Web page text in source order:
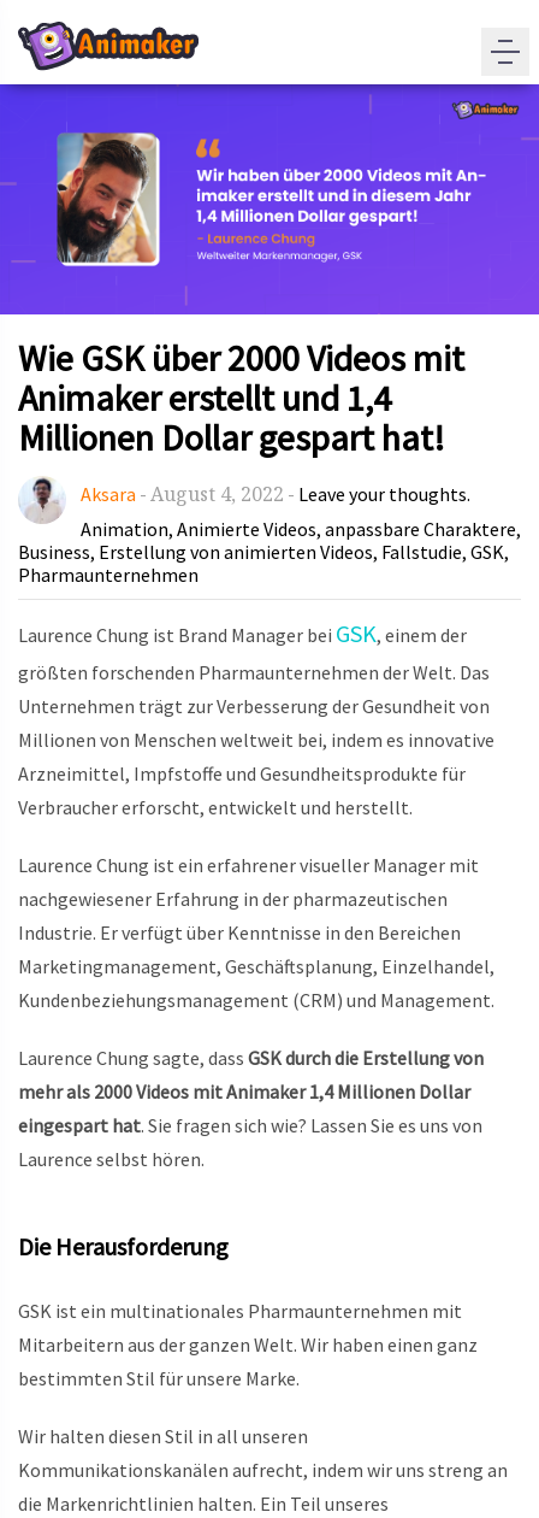
Wie GSK über 2000 Videos mit
Animaker erstellt und 1,4
Millionen Dollar gespart hat!
Aksara - August 4, 2022 - Leave your thoughts.
Animation, Animierte Videos, anpassbare Charaktere,
Business, Erstellung von animierten Videos, Fallstudie, GSK,
Pharmaunternehmen
Laurence Chung ist Brand Manager bei GSK, einem der
größten forschenden Pharmaunternehmen der Welt. Das
Unternehmen trägt zur Verbesserung der Gesundheit von
Millionen von Menschen weltweit bei, indem es innovative
Arzneimittel, Impfstoffe und Gesundheitsprodukte für
Verbraucher erforscht, entwickelt und herstellt.
Laurence Chung ist ein erfahrener visueller Manager mit
nachgewiesener Erfahrung in der pharmazeutischen
Industrie. Er verfügt über Kenntnisse in den Bereichen
Marketingmanagement, Geschäftsplanung, Einzelhandel,
Kundenbeziehungsmanagement (CRM) und Management.
Laurence Chung sagte, dass GSK durch die Erstellung von
mehr als 2000 Videos mit Animaker 1,4 Millionen Dollar
eingespart hat. Sie fragen sich wie? Lassen Sie es uns von
Laurence selbst hören.
Die Herausforderung
GSK ist ein multinationales Pharmaunternehmen mit
Mitarbeitern aus der ganzen Welt. Wir haben einen ganz
bestimmten Stil für unsere Marke.
Wir halten diesen Stil in all unseren
Kommunikationskanälen aufrecht, indem wir uns streng an
die Markenrichtlinien halten. Ein Teil unseres